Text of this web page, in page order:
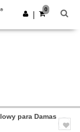
Descargar app
0
para Damas